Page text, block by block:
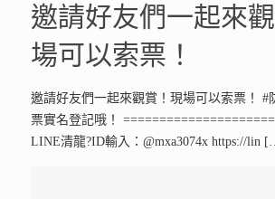
邀請好友們一起來
場可以索票！
邀請好友們一起來觀賞！現場可以索票！ #
票實名登記哦！
LINE清龍?ID輸入：@mxa3074x https://lin